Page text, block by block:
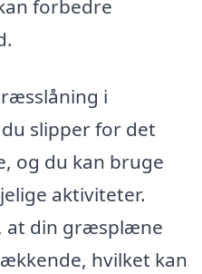
forbedre
i
slipper for det
og du kan bruge
aktiviteter.
at din græsplæne
hvilket kan